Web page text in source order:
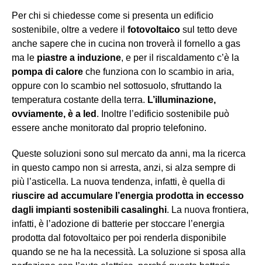
Per chi si chiedesse come si presenta un edificio
sostenibile, oltre a vedere il fotovoltaico sul tetto deve
anche sapere che in cucina non troverà il fornello a gas
ma le piastre a induzione, e per il riscaldamento c’è la
pompa di calore che funziona con lo scambio in aria,
oppure con lo scambio nel sottosuolo, sfruttando la
temperatura costante della terra. L’illuminazione,
ovviamente, è a led . Inoltre l’edificio sostenibile può
essere anche monitorato dal proprio telefonino.
Queste soluzioni sono sul mercato da anni, ma la ricerca
in questo campo non si arresta, anzi, si alza sempre di
più l’asticella. La nuova tendenza, infatti, è quella di
riuscire ad accumulare l’energia prodotta in eccesso
dagli impianti sostenibili casalinghi. La nuova frontiera,
infatti, è l’adozione di batterie per stoccare l’energia
prodotta dal fotovoltaico per poi renderla disponibile
quando se ne ha la necessità. La soluzione si sposa alla